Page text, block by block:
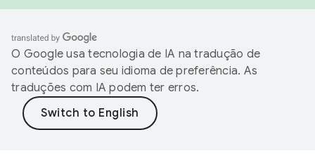
O Google usa tecnologia de IA na tradução de
conteúdos para seu idioma de preferência. As
traduções com IA podem ter erros.